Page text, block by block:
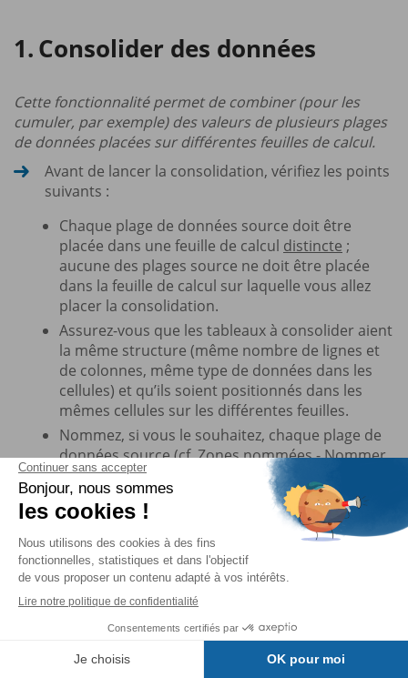
Consolider des données
Cette fonctionnalité permet de combiner (pour les
cumuler, par exemple) des valeurs de plusieurs plages
de données placées sur différentes feuilles de calcul.
Avant de lancer la consolidation, vérifiez les points
suivants :
Chaque plage de données source doit être
placée dans une feuille de calcul distincte ;
aucune des plages source ne doit être placée
dans la feuille de calcul sur laquelle vous allez
placer la consolidation.
Assurez-vous que les tableaux à consolider aient
la même structure (même nombre de lignes et
de colonnes, même type de données dans les
cellules) et qu’ils soient positionnés dans les
mêmes cellules sur les différentes feuilles.
Nommez, si vous le souhaitez, chaque plage de
données source (cf. Zones nommées - Nommer
des plages de cellules).
Activez la cellule où vous souhaitez voir placer la
première cellule du tableau consolidé.
Activez l’ongletDonnéeset cliquez sur l’outil
Consolider
du groupeOutils de données
Choisissez laFonctionde synthèse à utiliser pour
consolider les données ; pour cumuler les
données des différents tableaux, choisissez
Table des matières